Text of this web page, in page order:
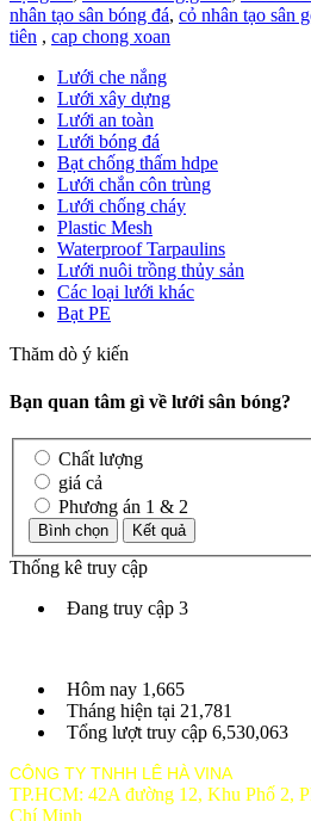
nhân tạo sân bóng đá, cỏ nhân tạo sân
tiên , cap chong xoan
Lưới che nắng
Lưới xây dựng
Lưới an toàn
Lưới bóng đá
Bạt chống thấm hdpe
Lưới chắn côn trùng
Lưới chống cháy
Plastic Mesh
Waterproof Tarpaulins
Lưới nuôi trồng thủy sản
Các loại lưới khác
Bạt PE
Thăm dò ý kiến
Bạn quan tâm gì về lưới sân bóng?
Chất lượng
giá cả
Phương án 1 & 2
Thống kê truy cập
Đang truy cập 3
Hôm nay 1,665
Tháng hiện tại 21,781
Tổng lượt truy cập 6,530,063
CÔNG TY TNHH LÊ HÀ VINA
TP.HCM: 42A đường 12, Khu Phố 2,
Chí Minh